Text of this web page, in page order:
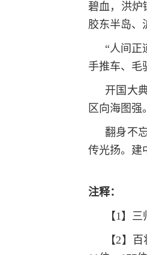
碧血，洪炉
胶东半岛、
“人间正
手推车、毛
开国大
区向海图强
翻身不
传光扬。建
注释：
【1】
【2】